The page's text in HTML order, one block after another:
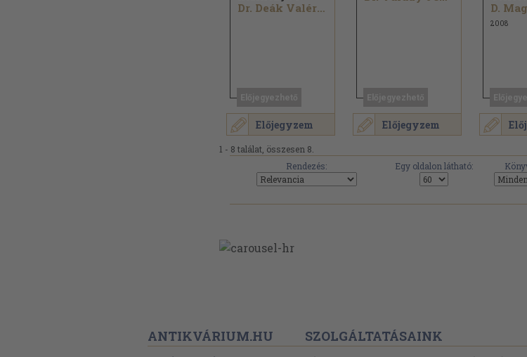
Előjegyzem
Dr. Deák Valéria...
Előjegyzem
2008
1 - 8 találat, összesen 8.
Rendezés:
Egy oldalon látható:
ANTIKVÁRIUM.HU SZOLGÁLTATÁSAINK